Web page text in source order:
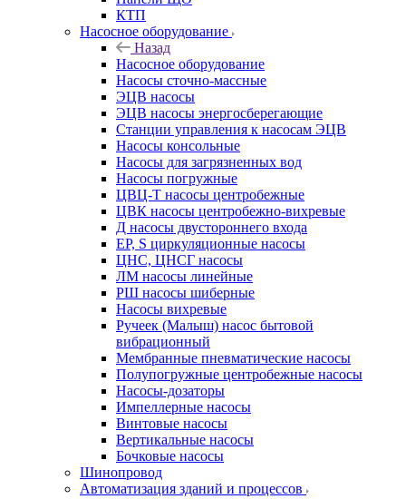
КТП
Насосное оборудование
Назад
Насосное оборудование
Насосы сточно-массные
ЭЦВ насосы
ЭЦВ насосы энергосберегающие
Станции управления к насосам ЭЦВ
Насосы консольные
Насосы для загрязненных вод
Насосы погружные
ЦВЦ-Т насосы центробежные
ЦВК насосы центробежно-вихревые
Д насосы двустороннего входа
EP, S циркуляционные насосы
ЦНС, ЦНСГ насосы
ЛМ насосы линейные
РШ насосы шиберные
Насосы вихревые
Ручеек (Малыш) насос бытовой
вибрационный
Мембранные пневматические насосы
Полупогружные центробежные насосы
Насосы-дозаторы
Импеллерные насосы
Винтовые насосы
Вертикальные насосы
Бочковые насосы
Шинопровод
Автоматизация зданий и процессов